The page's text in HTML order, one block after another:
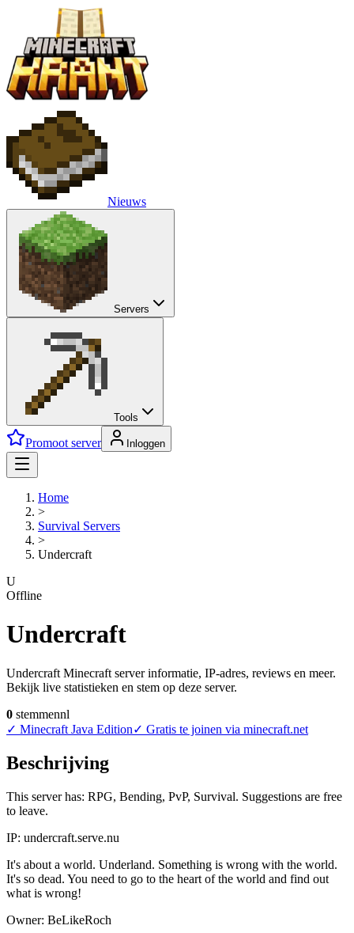
Nieuws
Servers
Tools
Promoot server Inloggen
Home
>
Survival Servers
>
Undercraft
U
Offline
Undercraft
Undercraft Minecraft server informatie, IP-adres, reviews en meer.
Bekijk live statistieken en stem op deze server.
0 stemmennl
✓ Minecraft Java Edition✓ Gratis te joinen via minecraft.net
Beschrijving
This server has: RPG, Bending, PvP, Survival. Suggestions are free
to leave.
IP: undercraft.serve.nu
It's about a world. Underland. Something is wrong with the world.
It's so dead. You need to go to the heart of the world and find out
what is wrong!
Owner: BeLikeRoch